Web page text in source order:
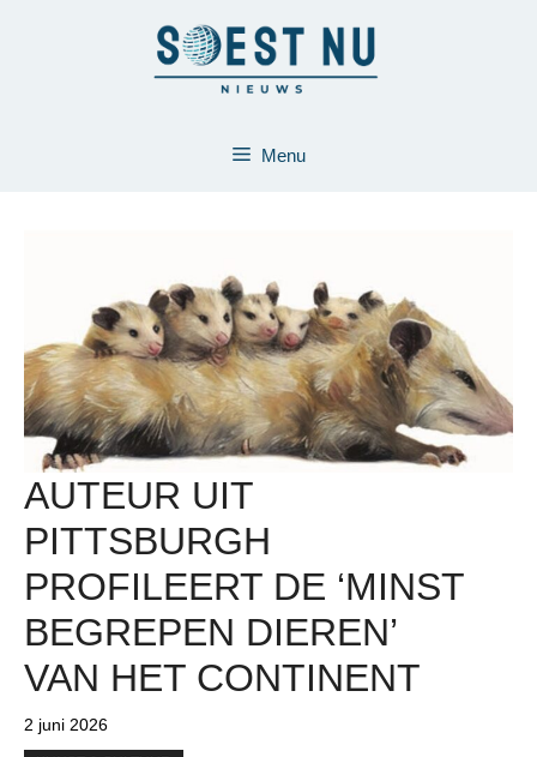
Menu
AUTEUR UIT
PITTSBURGH
PROFILEERT DE ‘MINST
BEGREPEN DIEREN’
VAN HET CONTINENT
2 juni 2026